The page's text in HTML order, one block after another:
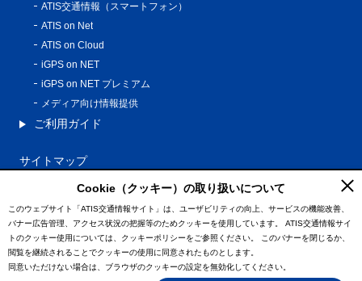
ATIS交通情報（スマートフォン）
ATIS on Net
ATIS on Cloud
iGPS on NET
iGPS on NET プレミアム
メディア向け情報提供
ご利用ガイド
サイトマップ
プライバシーポリシー
利用規約
特定商取引法に基づく表記
情報の外部通信について
Cookie（クッキー）の取り扱いについて
このウェブサイト「ATIS交通情報サイト」は、ユーザビリティの向上、サービスの機能改善、
バナー広告管理、アクセス状況の把握等のためクッキーを使用しています。
ATIS交通情報サイ
トのクッキー使用については、クッキーポリシーをご参照ください。
このバナーを閉じるか、
閲覧を継続されることでクッキーの使用に同意されたものとします。
同意いただけない場合は、ブラウザのクッキーの設定を無効化してください。